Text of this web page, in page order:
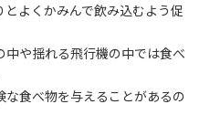
よくかみんで飲み込むよう促
や揺れる飛行機の中では食べ
食べ物を与えることがあるの